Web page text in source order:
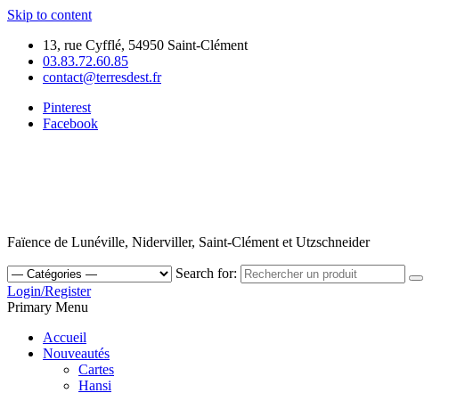
Skip to content
13, rue Cyfflé, 54950 Saint-Clément
03.83.72.60.85
contact@terresdest.fr
Pinterest
Facebook
Faïence de Lunéville, Niderviller, Saint-Clément et Utzschneider
Search for:
Login/Register
Primary Menu
Accueil
Nouveautés
Cartes
Hansi